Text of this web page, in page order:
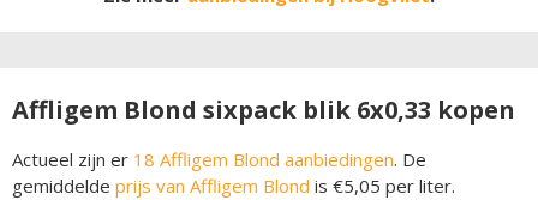
Affligem Blond sixpack blik 6x0,33 kopen
Actueel zijn er 18 Affligem Blond aanbiedingen. De
gemiddelde prijs van Affligem Blond is €5,05 per liter.